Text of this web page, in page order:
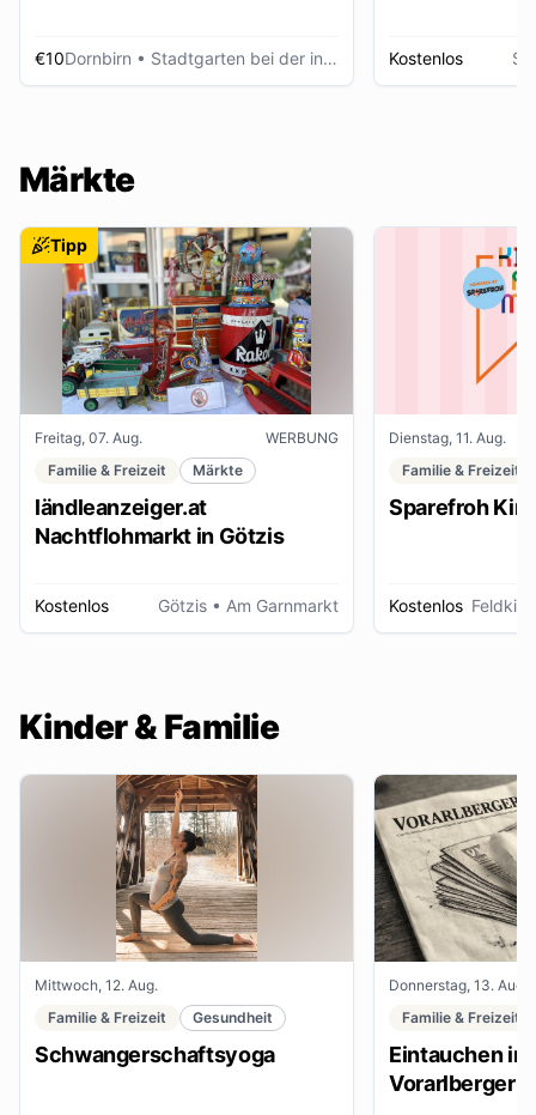
€10Dornbirn • Stadtgarten bei der inatura Kostenlos
Märkte
Tipp
Freitag, 07. Aug.
WERBUNG
Familie & Freizeit
Märkte
ländleanzeiger.at
Nachtflohmarkt in Götzis
Kostenlos Götzis • Am Garnmarkt
Dienstag, 11. Aug.
Familie & Freizeit
Sparefroh
Kostenlos
Kinder & Familie
Mittwoch, 12. Aug.
Familie & Freizeit
Gesundheit
Schwangerschaftsyoga
Donnerstag, 13. Aug.
Familie & Freizeit
Eintauchen in
Vorarlberger